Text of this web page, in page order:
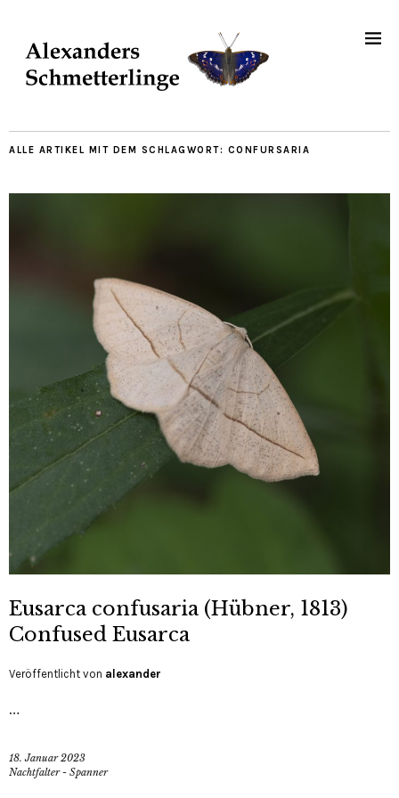
ALLE ARTIKEL MIT DEM SCHLAGWORT: CONFURSARIA
Eusarca confusaria (Hübner, 1813)
Confused Eusarca
Veröffentlicht von alexander
…
18. Januar 2023
Nachtfalter - Spanner